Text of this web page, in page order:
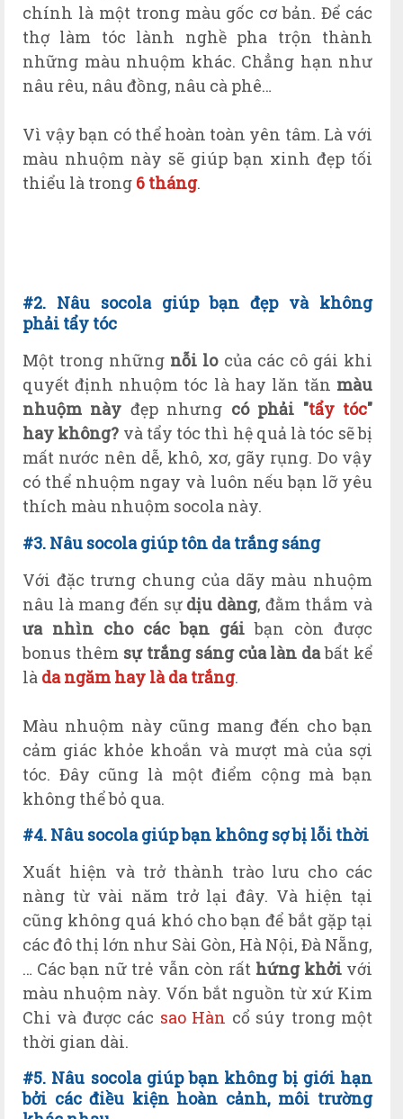
chính là một trong màu gốc cơ bản. Để các
thợ làm tóc lành nghề pha trộn thành
những màu nhuộm khác. Chẳng hạn như
nâu rêu, nâu đồng, nâu cà phê…
Vì vậy bạn có thể hoàn toàn yên tâm. Là với
màu nhuộm này sẽ giúp bạn xinh đẹp tối
thiểu là trong 6 tháng.
#2. Nâu socola giúp bạn đẹp và không
phải tẩy tóc
Một trong những nỗi lo của các cô gái khi
quyết định nhuộm tóc là hay lăn tăn màu
nhuộm này đẹp nhưng có phải "tẩy tóc"
hay không? và tẩy tóc thì hệ quả là tóc sẽ bị
mất nước nên dễ, khô, xơ, gãy rụng. Do vậy
có thể nhuộm ngay và luôn nếu bạn lỡ yêu
thích màu nhuộm socola này.
#3. Nâu socola giúp tôn da trắng sáng
Với đặc trưng chung của dãy màu nhuộm
nâu là mang đến sự dịu dàng, đằm thắm và
ưa nhìn cho các bạn gáibạn còn được
bonus thêm sự trắng sáng của làn dabất kể
là da ngăm hay là da trắng.
Màu nhuộm này cũng mang đến cho bạn
cảm giác khỏe khoắn và mượt mà của sợi
tóc. Đây cũng là một điểm cộng mà bạn
không thể bỏ qua.
#4. Nâu socola giúp bạn không sợ bị lỗi thời
Xuất hiện và trở thành trào lưu cho các
nàng từ vài năm trở lại đây. Và hiện tại
cũng không quá khó cho bạn để bắt gặp tại
các đô thị lớn như Sài Gòn, Hà Nội, Đà Nẵng,
… Các bạn nữ trẻ vẫn còn rất hứng khởi với
màu nhuộm này. Vốn bắt nguồn từ xứ Kim
Chi và được các sao Hàn cổ súy trong một
thời gian dài.
#5. Nâu socola giúp bạn không bị giới hạn
bởi các điều kiện hoàn cảnh, môi trường